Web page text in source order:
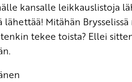
kansalle leikkauslistoja
Mitähän
tekee toista? Ellei